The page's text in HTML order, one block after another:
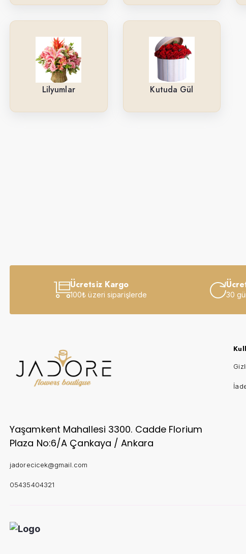
Aranjmanlar
Lilyumlar
Arkadaşa
Kutuda Gül
Lilyumlar Kutuda Gül
Ücretsiz Kargo
100₺ üzeri siparişlerde 30
Yaşamkent Mahallesi 3300. Cadde Florium
Plaza No:6/A Çankaya / Ankara
jadorecicek@gmail.com
05435404321